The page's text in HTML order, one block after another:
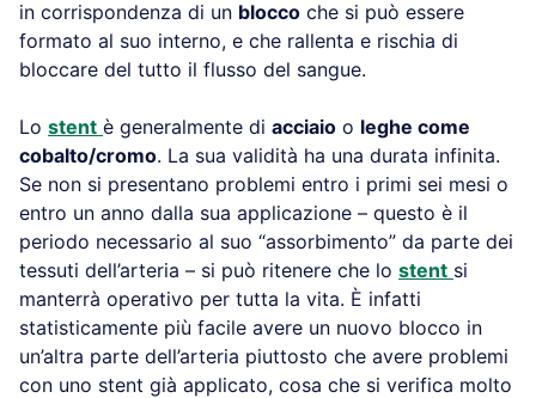
in corrispondenza di un blocco che si può essere
formato al suo interno, e che rallenta e rischia di
bloccare del tutto il flusso del sangue.
Lo stent è generalmente di acciaio o leghe come
cobalto/cromo. La sua validità ha una durata infinita.
Se non si presentano problemi entro i primi sei mesi o
entro un anno dalla sua applicazione – questo è il
periodo necessario al suo “assorbimento” da parte dei
tessuti dell’arteria – si può ritenere che lo stent si
manterrà operativo per tutta la vita. È infatti
statisticamente più facile avere un nuovo blocco in
un’altra parte dell’arteria piuttosto che avere problemi
con uno stent già applicato, cosa che si verifica molto